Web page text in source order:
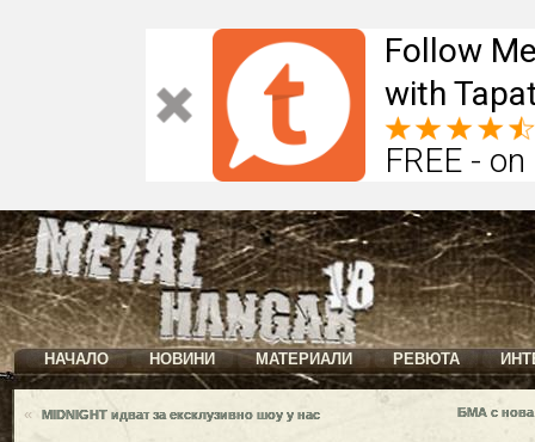
Follow
with
FREE -
НАЧАЛО НОВИНИ МАТЕРИАЛИ РЕВЮТА
« MIDNIGHT идват за ексклузивно шоу у нас БМА с нова